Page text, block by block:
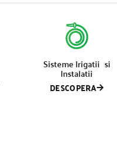
Sisteme Irigatii si
Instalatii
DESCOPERA